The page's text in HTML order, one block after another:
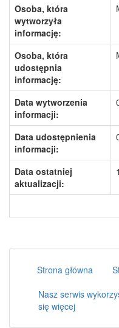
Osoba, która
wytworzyła
informację:
Osoba, która
udostępnia
informację:
Data wytworzenia
informacji:
Data udostępnienia
informacji:
Data ostatniej
aktualizacji:
Strona główna
Nasz serwis
się więcej